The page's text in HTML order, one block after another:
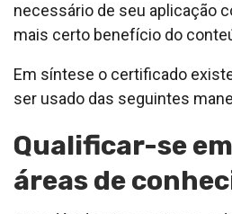
necessário de seu aplicação
mais certo benefício do
Em síntese o certificado
ser usado das seguintes
Qualificar-se
áreas de